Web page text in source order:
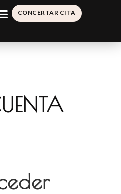
CONCERTAR CITA